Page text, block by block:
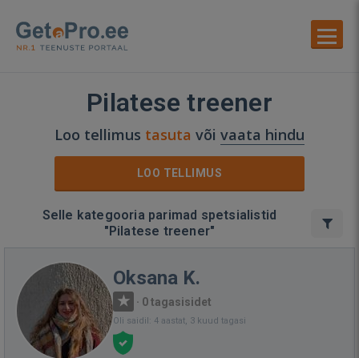
Pilatese treener
Loo tellimus tasuta või vaata hindu
LOO TELLIMUS
Selle kategooria parimad spetsialistid
"Pilatese treener"
Oksana K.
· 0 tagasisidet
Oli saidil: 4 aastat, 3 kuud tagasi